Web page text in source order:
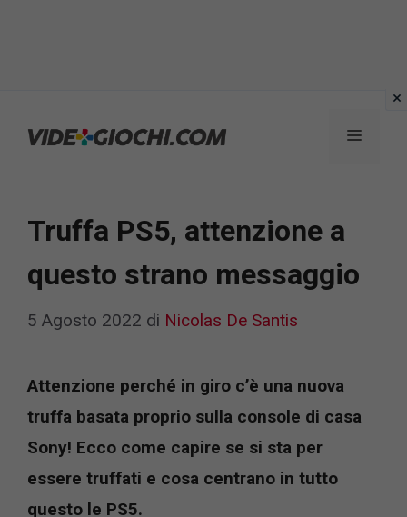
Menu
Truffa PS5, attenzione a
questo strano messaggio
5 Agosto 2022 di Nicolas De Santis
Attenzione perché in giro c’è una nuova
truffa basata proprio sulla console di casa
Sony! Ecco come capire se si sta per
essere truffati e cosa centrano in tutto
questo le PS5.